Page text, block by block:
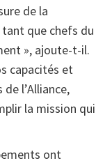
de la
que chefs du
», ajoute-t-il.
capacités et
l’Alliance,
la mission qui
ont